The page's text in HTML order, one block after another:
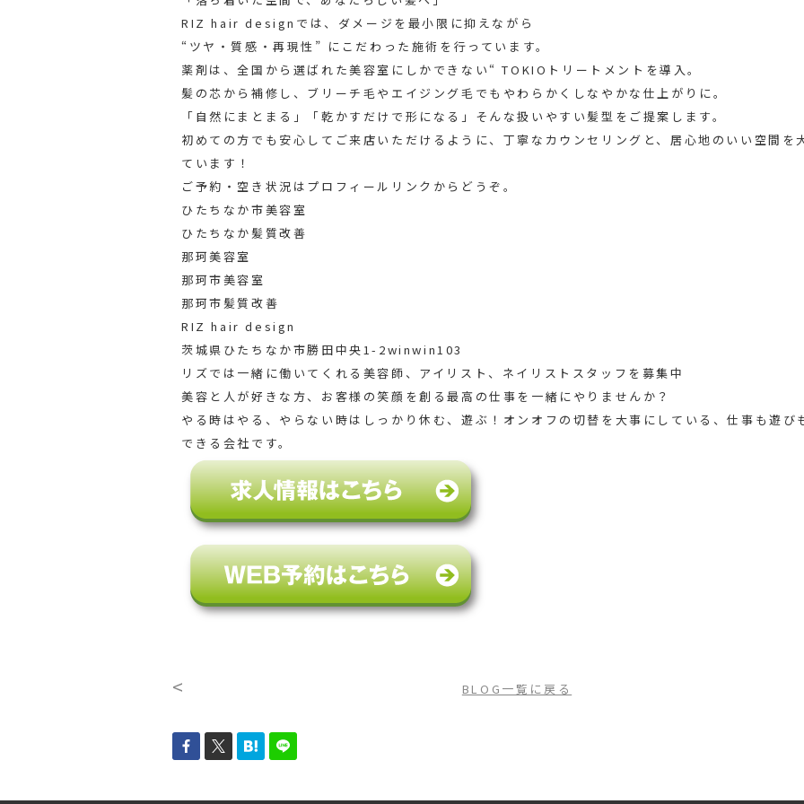
RIZ hair designでは、ダメージを最小限に抑えながら
“ツヤ・質感・再現性” にこだわった施術を行っています。
薬剤は、全国から選ばれた美容室にしかできない“ TOKIOトリートメントを導入。
髪の芯から補修し、ブリーチ毛やエイジング毛でもやわらかくしなやかな仕上がりに。
「自然にまとまる」「乾かすだけで形になる」そんな扱いやすい髪型をご提案します。
初めての方でも安心してご来店いただけるように、丁寧なカウンセリングと、居心地のいい空間を
ています！
ご予約・空き状況はプロフィールリンクからどうぞ。
ひたちなか市美容室
ひたちなか髪質改善
那珂美容室
那珂市美容室
那珂市髪質改善
RIZ hair design
茨城県ひたちなか市勝田中央1-2winwin103
リズでは一緒に働いてくれる美容師、アイリスト、ネイリストスタッフを募集中
美容と人が好きな方、お客様の笑顔を創る最高の仕事を一緒にやりませんか？
やる時はやる、やらない時はしっかり休む、遊ぶ！オンオフの切替を大事にしている、仕事も遊び
できる会社です。
< BLOG一覧に戻る